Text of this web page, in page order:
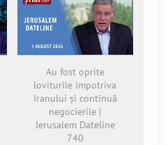
Au fost oprite
loviturile împotriva
Iranului și continuă
negocierile |
Jerusalem Dateline
740